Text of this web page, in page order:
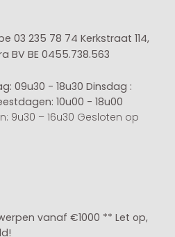
03 235 78 74 Kerkstraat 114,
BV BE 0455.738.563
09u30 - 18u30 Dinsdag :
10u00 - 18u00
9u30 – 16u30 Gesloten op
vanaf €1000 ** Let op,